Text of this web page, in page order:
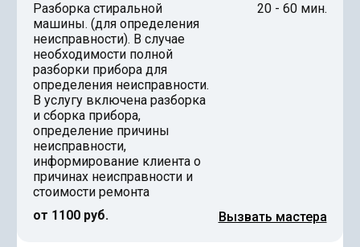
Разборка стиральной
машины. (для определения
неисправности). В случае
необходимости полной
разборки прибора для
определения неисправности.
В услугу включена разборка
и сборка прибора,
определение причины
неисправности,
информирование клиента о
причинах неисправности и
стоимости ремонта
от 1100 руб.
20 - 60 мин.
Вызвать мастера